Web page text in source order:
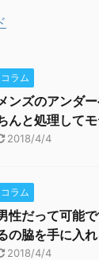
コラム
ンズのアンダ
んと処理して
2018/4/4
コラム
性だって可能
の脇を手に入
2018/4/4